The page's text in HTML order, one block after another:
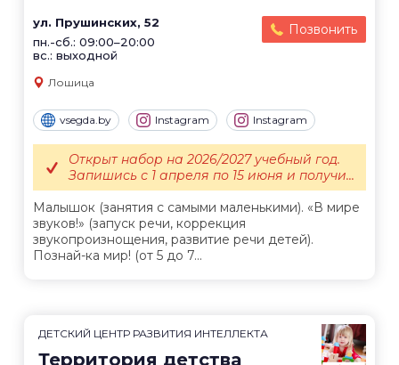
ул. Прушинских, 52
пн.-сб.: 09:00–20:00
вс.: выходной
Позвонить
Лошица
vsegda.by Instagram Instagram
Малышок (занятия с самыми маленькими). «В мире
звуков!» (запуск речи, коррекция
звукопроизнощения, развитие речи детей).
Познай-ка мир! (от 5 до 7...
Открыт набор на 2026/2027 учебный год.
Запишись с 1 апреля по 15 июня и получи...
ДЕТСКИЙ ЦЕНТР РАЗВИТИЯ ИНТЕЛЛЕКТА
Территория детства